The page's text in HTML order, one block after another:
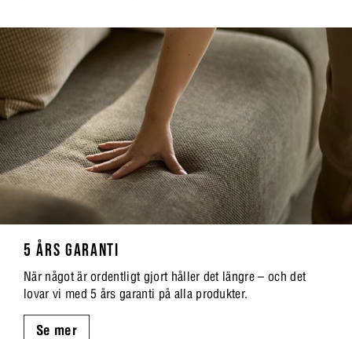
5 ÅRS GARANTI
När något är ordentligt gjort håller det längre – och det
lovar vi med 5 års garanti på alla produkter.
Se mer